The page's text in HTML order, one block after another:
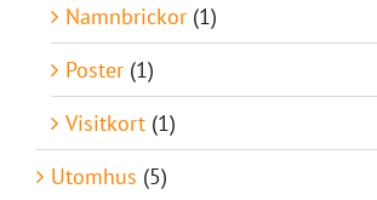
Namnbrickor (1)
Poster (1)
Visitkort (1)
Utomhus (5)